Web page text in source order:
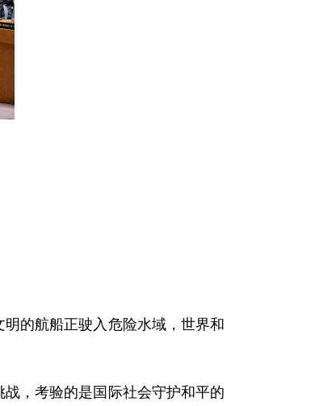
的航船正驶入危险水域，世界和
，考验的是国际社会守护和平的